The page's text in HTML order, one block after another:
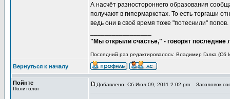
А насчёт разностороннего образования
получают в гипермаркетах. То есть торгаши
ведь они в своё время тоже "потеснили" попов.
"Мы открыли счастье," - говорят
Последний раз редактировалось: Владимир Галка (Сб
Вернуться к началу
Пойнтс
Политолог
Добавлено: Сб Июл 09, 2011 2:02 pm Заголовок